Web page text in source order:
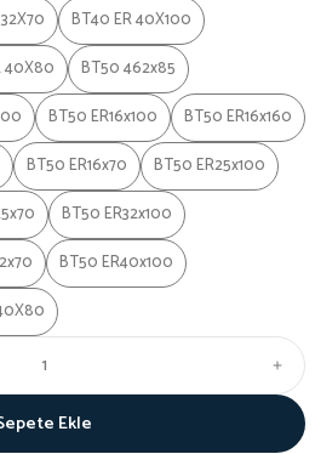
BT40 ER 40X100
40X80
BT50 462x85
BT50 ER16x100
BT50 ER16x160
BT50 ER16x70
BT50 ER25x100
BT50 ER32x100
BT50 ER40x100
Ekle